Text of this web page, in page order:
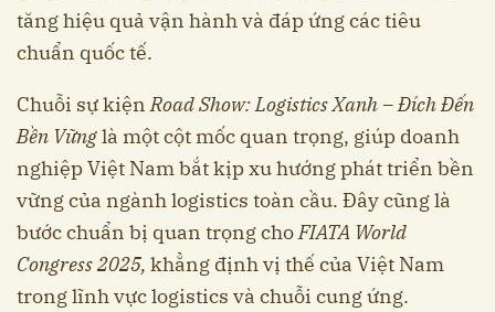
tăng hiệu quả vận hành và đáp ứng các tiêu
chuẩn quốc tế.
Chuỗi sự kiệnRoad Show: Logistics Xanh – Đích Đến
Bền Vữnglà một cột mốc quan trọng, giúp doanh
nghiệp Việt Nam bắt kịp xu hướng phát triển bền
vững của ngành logistics toàn cầu. Đây cũng là
bước chuẩn bị quan trọng choFIATA World
Congress 2025, khẳng định vị thế của Việt Nam
trong lĩnh vực logistics và chuỗi cung ứng.